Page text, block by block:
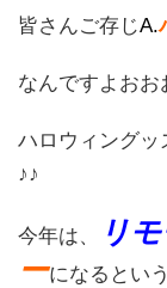
皆さんご存じA.
なんですよおお
ハロウィングッ
♪♪
今年は、 リ
ーになるとい